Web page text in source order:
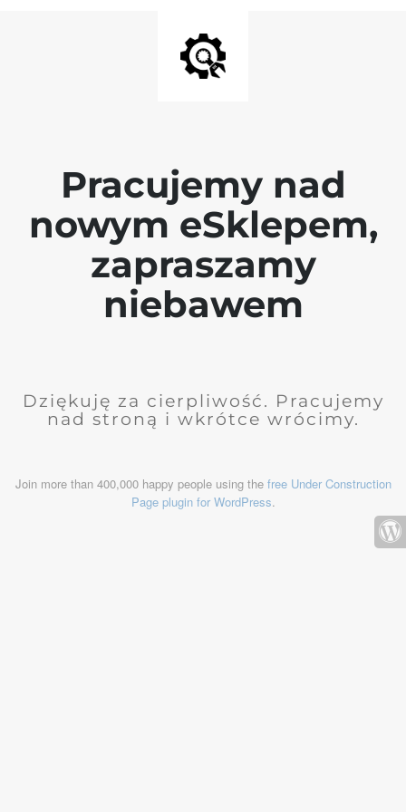
Pracujemy nad
nowym eSklepem,
zapraszamy
niebawem
Dziękuję za cierpliwość. Pracujemy
nad stroną i wkrótce wrócimy.
Join more than 400,000 happy people using the free Under Construction
Page plugin for WordPress.